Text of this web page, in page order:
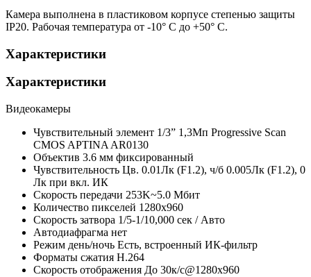
Камера выполнена в пластиковом корпусе степенью защиты
IP20. Рабочая температура от -10° С до +50° С.
Характеристики
Характеристики
Видеокамеры
Чувствительный элемент 1/3” 1,3Мп Progressive Scan
CMOS APTINA AR0130
Объектив 3.6 мм фиксированный
Чувствительность Цв. 0.01Лк (F1.2), ч/б 0.005Лк (F1.2), 0
Лк при вкл. ИК
Скорость передачи 253K~5.0 Мбит
Количество пикселей 1280х960
Скорость затвора 1/5-1/10,000 сек / Авто
Автодиафрагма нет
Режим день/ночь Есть, встроенный ИК-фильтр
Форматы сжатия H.264
Скорость отображения До 30к/с@1280х960